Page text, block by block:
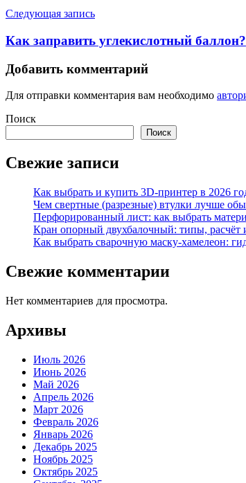
Следующая запись
Как заправить углекислотный баллон?
Добавить комментарий
Для отправки комментария вам необходимо
Поиск
Поиск
Свежие записи
Как выбрать и купить 3D-принтер в 2026
Чем свертные (разрезные) втулки лучше
Перфорированный лист: как выбрать
Кран опорный двухбалочный: типы, расчёт
Как выбрать сварочную маску-хамелеон:
Свежие комментарии
Нет комментариев для просмотра.
Архивы
Июль 2026
Июнь 2026
Май 2026
Апрель 2026
Март 2026
Февраль 2026
Январь 2026
Декабрь 2025
Ноябрь 2025
Октябрь 2025